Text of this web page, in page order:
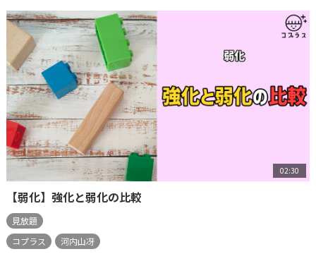
02:30
【弱化】強化と弱化の比較
見放題
コプラス
河内山冴